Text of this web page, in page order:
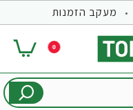
מעקב הזמנות
0